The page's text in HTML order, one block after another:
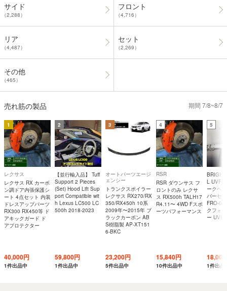
サイド
（2,288）
フロント
（4,716）
リア
（4,487）
セット
（2,269）
その他
（465）
売れ筋の製品 期間 7/8~8/7
1
レクサス
レクサス RX カーボ
ン調ドア内張保護シ
ート 4点セット 内装
ドレスアップパーツ
RX300 RX450等 ド
アキックガード ド
アプロテクター
40,000円
1件出品中
2
【並行輸入品】 Tuff
Support 2 Pieces
(Set) Hood Lift Sup
port Compatible wit
h Lexus LC500 LC
500h 2018-2023
59,800円
1件出品中
3
オートパーツエージ
ェンシー
トランクスポイラー
レクサス RX270/RX
350/RX450h 10系
2009年〜2015年 ブ
ラックカーボン AB
S樹脂製 AP-XT151
6-BKC
23,200円
5件出品中
4
RSR
RSR ダウンサス フ
ロントのみ レクサ
ス RX500h TALH17
R4.11〜 4WD Fスポ
ーツパフォーマンス
15,840円
10件出品中
5
L
ークヘ
バーセ
FRO-
クフォ
ー UVF
1件出品